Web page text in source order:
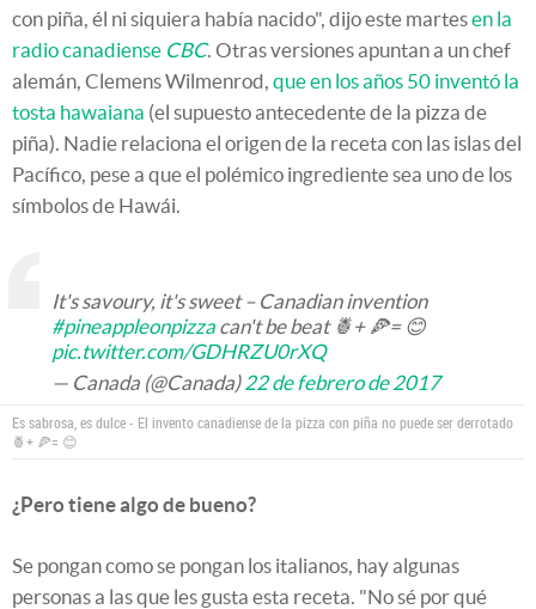
con piña, él ni siquiera había nacido", dijo este martesen la
radio canadiense CBC. Otras versiones apuntan a un chef
alemán, Clemens Wilmenrod, que en los años 50 inventó la
tosta hawaiana (el supuesto antecedente de la pizza de
piña). Nadie relaciona el origen de la receta con las islas del
Pacífico, pese a que el polémico ingrediente sea uno de los
símbolos de Hawái.
It's savoury, it's sweet – Canadian invention
#pineappleonpizza can't be beat 🍍+ 🍕= 😊
pic.twitter.com/GDHRZU0rXQ
— Canada (@Canada) 22 de febrero de 2017
Es sabrosa, es dulce - El invento canadiense de la pizza con piña no puede ser derrotado
🍍+ 🍕= 😊
¿Pero tiene algo de bueno?
Se pongan como se pongan los italianos, hay algunas
personas a las que les gusta esta receta. "No sé por qué